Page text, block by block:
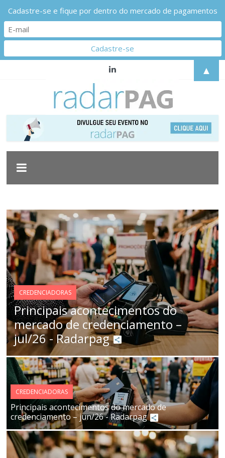
CREDENCIADORAS
Principais acontecimentos do
mercado de credenciamento –
jul/26 - Radarpag
CREDENCIADORAS
Principais acontecimentos do mercado de
credenciamento – jun/26 - Radarpag
Cadastre-se e fique por dentro do mercado de pagamentos
▲